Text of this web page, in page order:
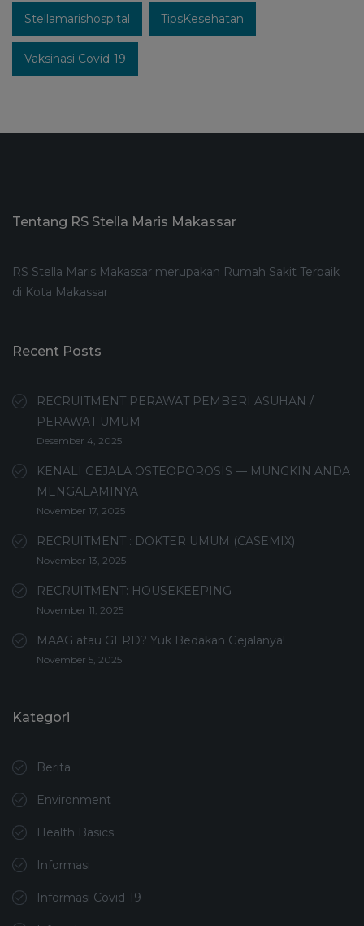
Stellamarishospital TipsKesehatan
Vaksinasi Covid-19
Tentang RS Stella Maris Makassar
RS Stella Maris Makassar merupakan Rumah Sakit Terbaik
di Kota Makassar
Recent Posts
RECRUITMENT PERAWAT PEMBERI ASUHAN /
PERAWAT UMUM
Desember 4, 2025
KENALI GEJALA OSTEOPOROSIS — MUNGKIN ANDA
MENGALAMINYA
November 17, 2025
RECRUITMENT : DOKTER UMUM (CASEMIX)
November 13, 2025
RECRUITMENT: HOUSEKEEPING
November 11, 2025
MAAG atau GERD? Yuk Bedakan Gejalanya!
November 5, 2025
Kategori
Berita
Environment
Health Basics
Informasi
Informasi Covid-19